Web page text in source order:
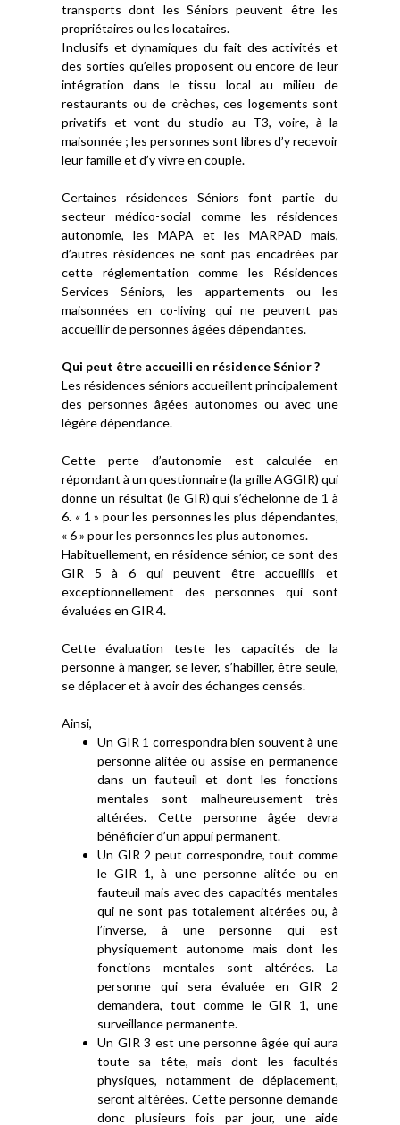
transports dont les Séniors peuvent être les
propriétaires ou les locataires.
Inclusifs et dynamiques du fait des activités et
des sorties qu’elles proposent ou encore de leur
intégration dans le tissu local au milieu de
restaurants ou de crèches, ces logements sont
privatifs et vont du studio au T3, voire, à la
maisonnée ; les personnes sont libres d’y recevoir
leur famille et d’y vivre en couple.
Certaines résidences Séniors font partie du
secteur médico-social comme les résidences
autonomie, les MAPA et les MARPAD mais,
d’autres résidences ne sont pas encadrées par
cette réglementation comme les Résidences
Services Séniors, les appartements ou les
maisonnées en co-living qui ne peuvent pas
accueillir de personnes âgées dépendantes.
Qui peut être accueilli en résidence Sénior ?
Les résidences séniors accueillent principalement
des personnes âgées autonomes ou avec une
légère dépendance.
Cette perte d’autonomie est calculée en
répondant à un questionnaire (la grille AGGIR) qui
donne un résultat (le GIR) qui s’échelonne de 1 à
6. « 1 » pour les personnes les plus dépendantes,
« 6 » pour les personnes les plus autonomes.
Habituellement, en résidence sénior, ce sont des
GIR 5 à 6 qui peuvent être accueillis et
exceptionnellement des personnes qui sont
évaluées en GIR 4.
Cette évaluation teste les capacités de la
personne à manger, se lever, s’habiller, être seule,
se déplacer et à avoir des échanges censés.
Ainsi,
Un GIR 1 correspondra bien souvent à une
personne alitée ou assise en permanence
dans un fauteuil et dont les fonctions
mentales sont malheureusement très
altérées. Cette personne âgée devra
bénéficier d’un appui permanent.
Un GIR 2 peut correspondre, tout comme
le GIR 1, à une personne alitée ou en
fauteuil mais avec des capacités mentales
qui ne sont pas totalement altérées ou, à
l’inverse, à une personne qui est
physiquement autonome mais dont les
fonctions mentales sont altérées. La
personne qui sera évaluée en GIR 2
demandera, tout comme le GIR 1, une
surveillance permanente.
Un GIR 3 est une personne âgée qui aura
toute sa tête, mais dont les facultés
physiques, notamment de déplacement,
seront altérées. Cette personne demande
donc plusieurs fois par jour, une aide